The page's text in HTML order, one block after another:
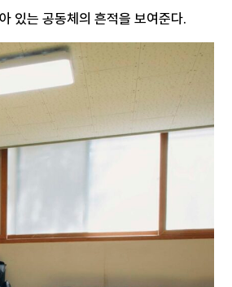
있는 공동체의 흔적을 보여준다.